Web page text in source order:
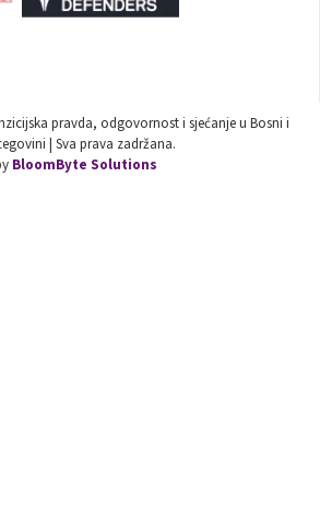
pravda, odgovornost i sjećanje u Bosni i
| Sva prava zadržana.
BloomByte Solutions